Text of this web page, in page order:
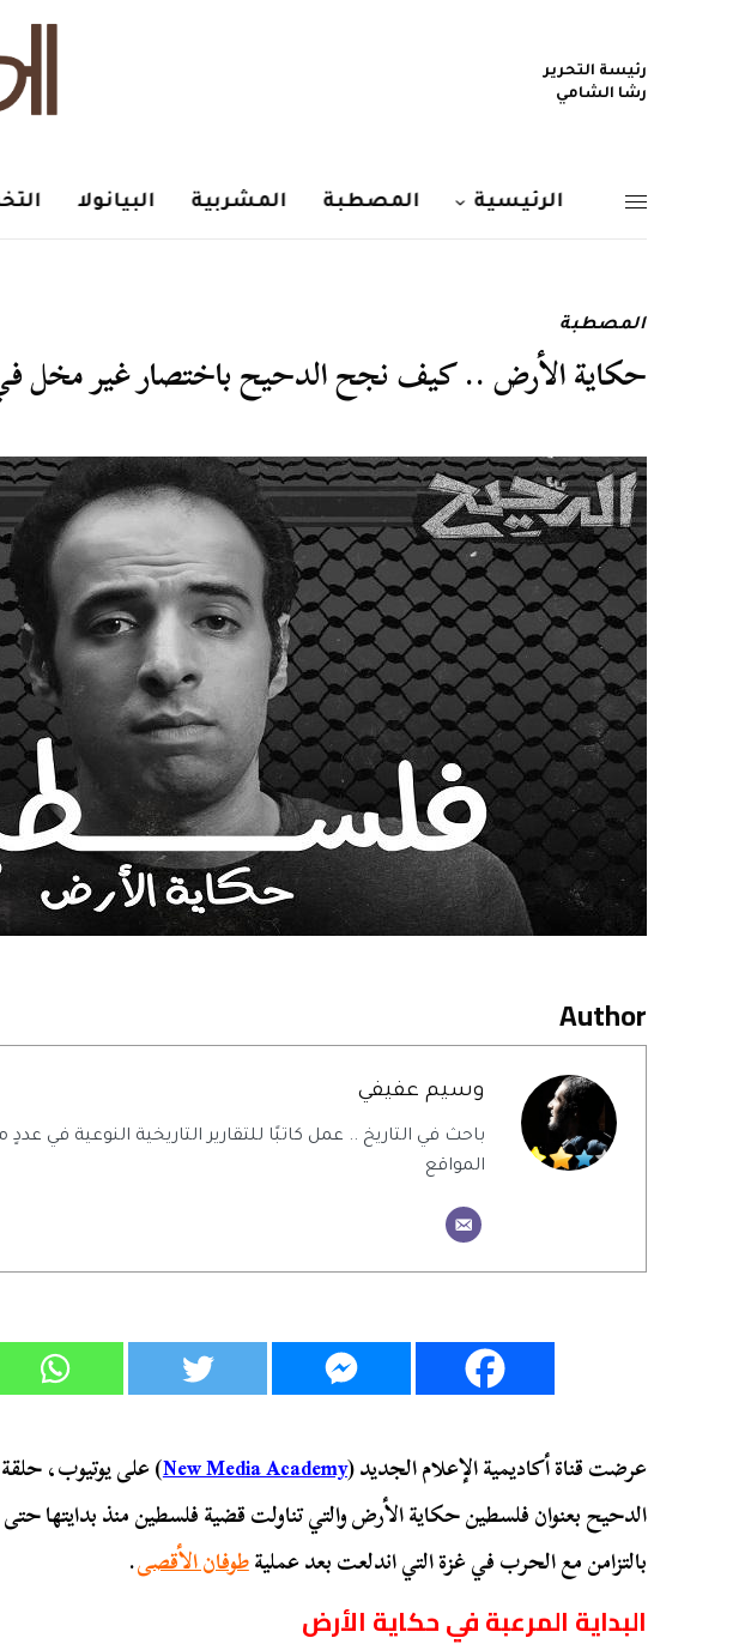
رئيسة التحرير
رشا الشامي
الرئيسية المصطبة المشربية البيانولا
المصطبة
حكاية الأرض .. كيف نجح الدحيح باختصار غير مخل
Author
وسيم عفيفي
باحث في التاريخ .. عمل كاتبًا للتقارير التاريخية النوعية في عددٍ
المواقع
عرضت قناة أكاديمية الإعلام الجديد (New Media Academy) على يوتيوب،
الدحيح بعنوان فلسطين حكاية الأرض والتي تناولت قضية فلسطين منذ بدايتها
بالتزامن مع الحرب في غزة التي اندلعت بعد عمليةطوفان الأقصى.
البداية المرعبة في حكاية الأرض